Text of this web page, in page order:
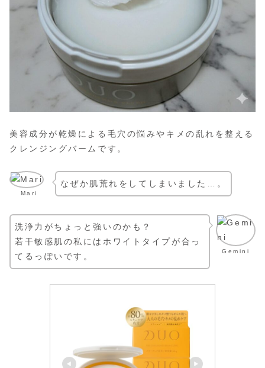
美容成分が乾燥による毛穴の悩みやキメの乱れを整える
クレンジングバームです。
Mari
なぜか肌荒れをしてしまいました…。
Gemini
洗浄力がちょっと強いのかも？
若干敏感肌の私にはホワイトタイプが合っ
てるっぽいです。